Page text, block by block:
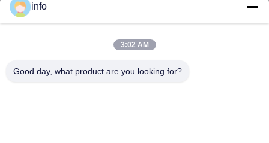
info@gdpowerplus.com
info
3:02 AM
Good day, what product are you looking for?